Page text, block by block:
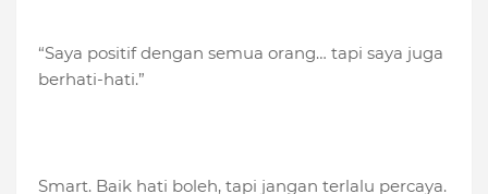
“Saya positif dengan semua orang… tapi saya juga
berhati-hati.”
Smart. Baik hati boleh, tapi jangan terlalu percaya.